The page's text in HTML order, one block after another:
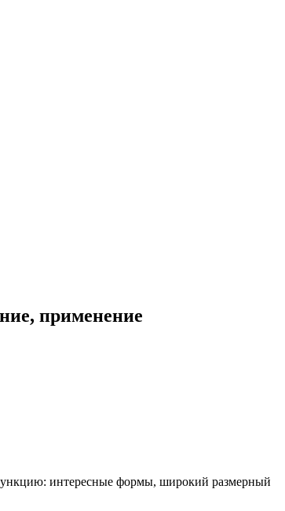
применение
интересные формы, широкий размерный